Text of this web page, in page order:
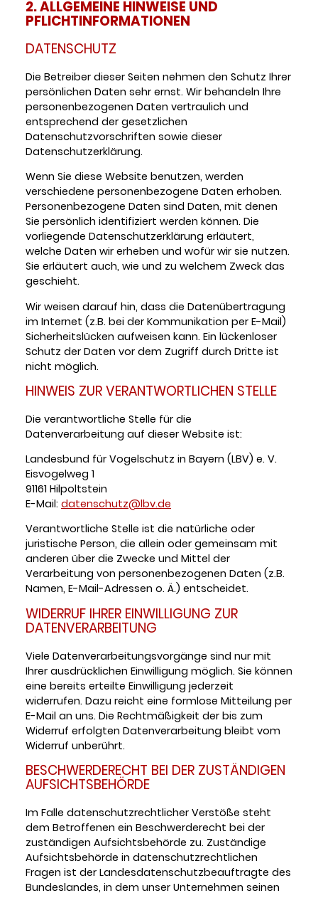
2. ALLGEMEINE HINWEISE UND
PFLICHTINFORMATIONEN
DATENSCHUTZ
Die Betreiber dieser Seiten nehmen den Schutz Ihrer
persönlichen Daten sehr ernst. Wir behandeln Ihre
personenbezogenen Daten vertraulich und
entsprechend der gesetzlichen
Datenschutzvorschriften sowie dieser
Datenschutzerklärung.
Wenn Sie diese Website benutzen, werden
verschiedene personenbezogene Daten erhoben.
Personenbezogene Daten sind Daten, mit denen
Sie persönlich identifiziert werden können. Die
vorliegende Datenschutzerklärung erläutert,
welche Daten wir erheben und wofür wir sie nutzen.
Sie erläutert auch, wie und zu welchem Zweck das
geschieht.
Wir weisen darauf hin, dass die Datenübertragung
im Internet (z.B. bei der Kommunikation per E-Mail)
Sicherheitslücken aufweisen kann. Ein lückenloser
Schutz der Daten vor dem Zugriff durch Dritte ist
nicht möglich.
HINWEIS ZUR VERANTWORTLICHEN STELLE
Die verantwortliche Stelle für die
Datenverarbeitung auf dieser Website ist:
Landesbund für Vogelschutz in Bayern (LBV) e. V.
Eisvogelweg 1
91161 Hilpoltstein
E-Mail: datenschutz@lbv.de
Verantwortliche Stelle ist die natürliche oder
juristische Person, die allein oder gemeinsam mit
anderen über die Zwecke und Mittel der
Verarbeitung von personenbezogenen Daten (z.B.
Namen, E-Mail-Adressen o. Ä.) entscheidet.
WIDERRUF IHRER EINWILLIGUNG ZUR
DATENVERARBEITUNG
Viele Datenverarbeitungsvorgänge sind nur mit
Ihrer ausdrücklichen Einwilligung möglich. Sie können
eine bereits erteilte Einwilligung jederzeit
widerrufen. Dazu reicht eine formlose Mitteilung per
E-Mail an uns. Die Rechtmäßigkeit der bis zum
Widerruf erfolgten Datenverarbeitung bleibt vom
Widerruf unberührt.
BESCHWERDERECHT BEI DER ZUSTÄNDIGEN
AUFSICHTSBEHÖRDE
Im Falle datenschutzrechtlicher Verstöße steht
dem Betroffenen ein Beschwerderecht bei der
zuständigen Aufsichtsbehörde zu. Zuständige
Aufsichtsbehörde in datenschutzrechtlichen
Fragen ist der Landesdatenschutzbeauftragte des
Bundeslandes, in dem unser Unternehmen seinen